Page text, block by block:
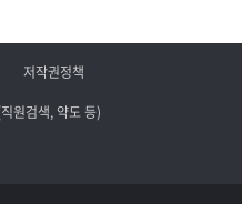
저작권정책
원검색, 약도 등)